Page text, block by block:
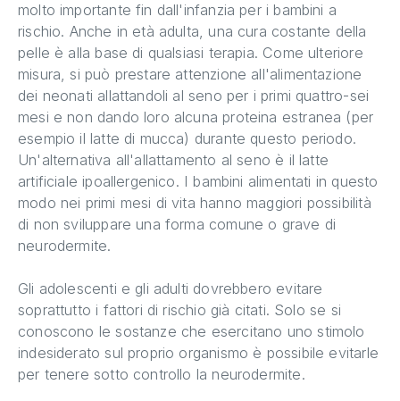
molto importante fin dall'infanzia per i bambini a
rischio. Anche in età adulta, una cura costante della
pelle è alla base di qualsiasi terapia. Come ulteriore
misura, si può prestare attenzione all'alimentazione
dei neonati allattandoli al seno per i primi quattro-sei
mesi e non dando loro alcuna proteina estranea (per
esempio il latte di mucca) durante questo periodo.
Un'alternativa all'allattamento al seno è il latte
artificiale ipoallergenico. I bambini alimentati in questo
modo nei primi mesi di vita hanno maggiori possibilità
di non sviluppare una forma comune o grave di
neurodermite.
Gli adolescenti e gli adulti dovrebbero evitare
soprattutto i fattori di rischio già citati. Solo se si
conoscono le sostanze che esercitano uno stimolo
indesiderato sul proprio organismo è possibile evitarle
per tenere sotto controllo la neurodermite.